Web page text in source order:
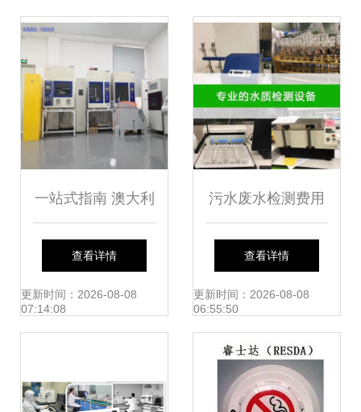
园”？ 度计详解
一站式指南 澳大利
亚SAA认证与澳洲
环境检测全解析
查看详情
更新时间：2026-08-08
07:14:08
污水废水检测费用
与专业第三方检测
服务详解
查看详情
更新时间：2026-08-08
06:55:50